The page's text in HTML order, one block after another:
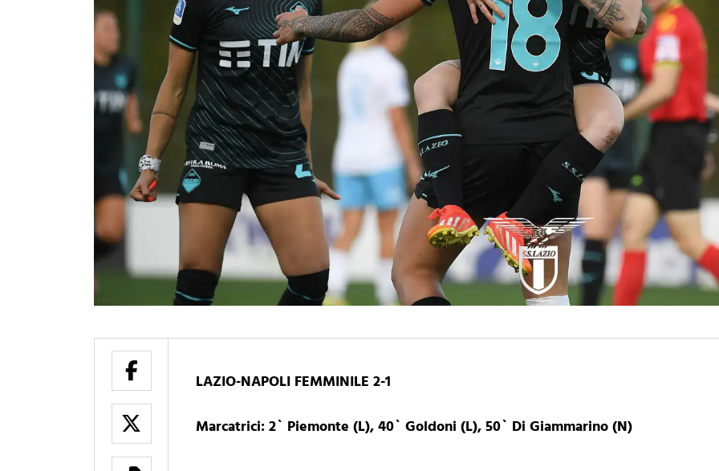
LAZIO-NAPOLI FEMMINILE 2-1
Marcatrici: 2` Piemonte (L), 40` Goldoni (L), 50` Di Giammarino (N)